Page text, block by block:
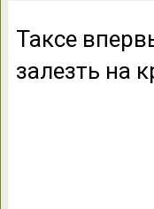
Таксе
залезть на